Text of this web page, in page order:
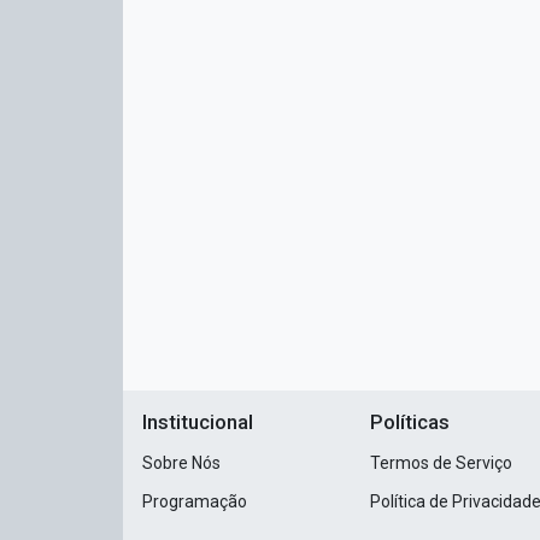
Institucional
Sobre Nós
Programação
Políticas
Termos de Serviço
Política de Privacidade